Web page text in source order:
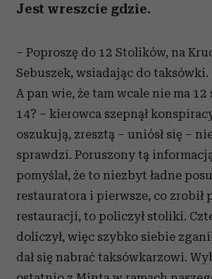
Jest wreszcie gdzie.
– Poproszę do 12 Stolików, na
Sebuszek, wsiadając do taksówki.
A pan wie, że tam wcale nie ma
14? – kierowca szepnął
oszukują, zresztą – uniósł się –
sprawdzi. Poruszony tą
pomyślał, że to niezbyt ładne
restauratora i pierwsze, co zrobił
restauracji, to policzył stoliki.
doliczył, więc szybko siebie
dał się nabrać taksówkarzowi.